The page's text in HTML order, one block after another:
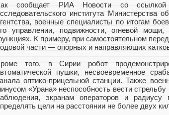
сообщает РИА Новости со ссылкой
института Министерства
военные специалисты по итогам
управлении, подвижности, огневой
К примеру, при самостоятельном
части — опорных и направляющих
того, в Сирии робот
пушки, несвоевременное
оптико-прицельной станции. Также
«Урана» неспособность вести
экранам операторов и
цели на расстоянии не более двух